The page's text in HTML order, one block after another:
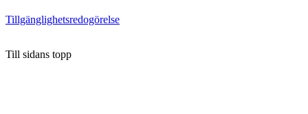
Tillgänglighetsredogörelse
Till sidans topp